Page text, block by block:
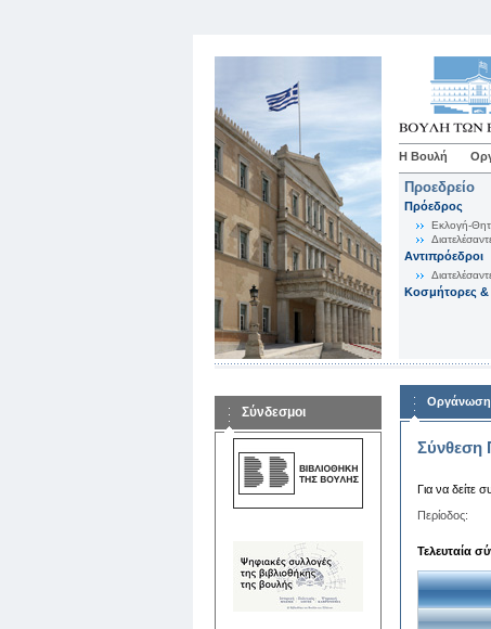
Η Βουλή
Προεδρείο
Πρόεδρος
Εκλογή-
Αντιπρόεδροι
Κοσμήτορες &
Σύνδεσμοι
Οργάνωση
Σύνθεση
Για να δείτε
Περίοδος:
Τελευταία